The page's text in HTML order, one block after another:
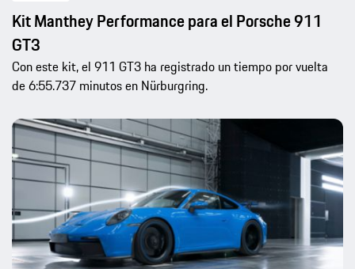
Kit Manthey Performance para el Porsche 911
GT3
Con este kit, el 911 GT3 ha registrado un tiempo por vuelta
de 6:55.737 minutos en Nürburgring.